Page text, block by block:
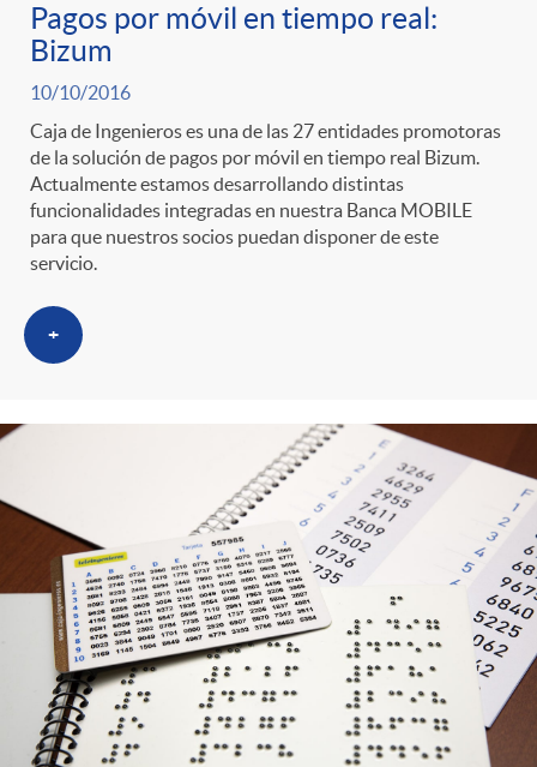
Pagos por móvil en tiempo real:
Bizum
10/10/2016
Caja de Ingenieros es una de las 27 entidades promotoras
de la solución de pagos por móvil en tiempo real Bizum.
Actualmente estamos desarrollando distintas
funcionalidades integradas en nuestra Banca MOBILE
para que nuestros socios puedan disponer de este
servicio.
+